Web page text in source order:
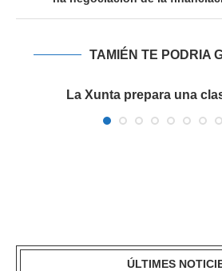
TAMIÉN TE PODRIA
La Xunta prepara una
ÚLTIMES